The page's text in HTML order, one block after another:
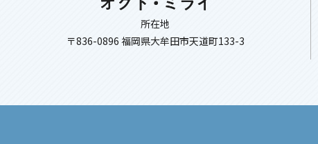
所在地
〒836-0896 福岡県大牟田市天道町133-3